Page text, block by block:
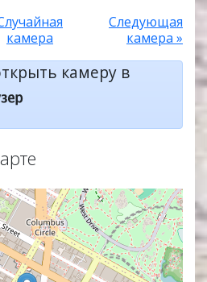
камера
Следующая
камера »
камеру в